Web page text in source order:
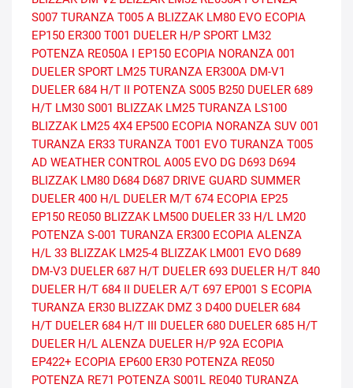
S007 TURANZA T005 A BLIZZAK LM80 EVO ECOPIA
EP150 ER300 T001 DUELER H/P SPORT LM32
POTENZA RE050A I EP150 ECOPIA NORANZA 001
DUELER SPORT LM25 TURANZA ER300A DM-V1
DUELER 684 H/T II POTENZA S005 B250 DUELER 689
H/T LM30 S001 BLIZZAK LM25 TURANZA LS100
BLIZZAK LM25 4X4 EP500 ECOPIA NORANZA SUV 001
TURANZA ER33 TURANZA T001 EVO TURANZA T005
AD WEATHER CONTROL A005 EVO DG D693 D694
BLIZZAK LM80 D684 D687 DRIVE GUARD SUMMER
DUELER 400 H/L DUELER M/T 674 ECOPIA EP25
EP150 RE050 BLIZZAK LM500 DUELER 33 H/L LM20
POTENZA S-001 TURANZA ER300 ECOPIA ALENZA
H/L 33 BLIZZAK LM25-4 BLIZZAK LM001 EVO D689
DM-V3 DUELER 687 H/T DUELER 693 DUELER H/T 840
DUELER H/T 684 II DUELER A/T 697 EP001 S ECOPIA
TURANZA ER30 BLIZZAK DMZ 3 D400 DUELER 684
H/T DUELER 684 H/T III DUELER 680 DUELER 685 H/T
DUELER H/L ALENZA DUELER H/P 92A ECOPIA
EP422+ ECOPIA EP600 ER30 POTENZA RE050
POTENZA RE71 POTENZA S001L RE040 TURANZA